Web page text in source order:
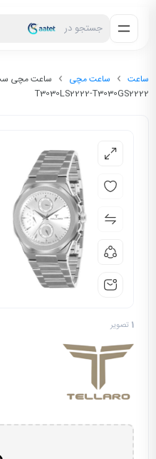
جستجو در
ساعت ساعت مچی
T3030LS2222-T3030GS2222
1 تصویر